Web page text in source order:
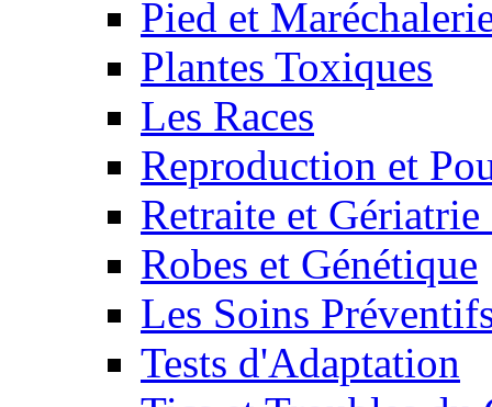
Pied et
Plantes Toxiques
Les Races
Reproduction et
Retraite et
Robes et Génétique
Les Soins
Tests d'Adaptation